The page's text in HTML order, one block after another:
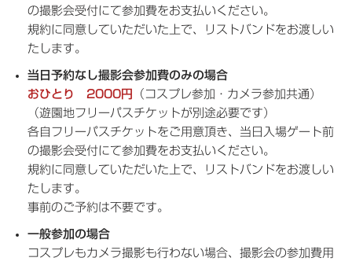
の撮影会受付にて参加費をお支払いください。
規約に同意していただいた上で、リストバンドをお渡しい
たします。
当日予約なし撮影会参加費のみの場合
おひとり 2000円
（コスプレ参加・カメラ参加共通）
（遊園地フリーパスチケットが別途必要です）
各自フリーパスチケットをご用意頂き、当日入場ゲート前
の撮影会受付にて参加費をお支払いください。
規約に同意していただいた上で、リストバンドをお渡しい
たします。
事前のご予約は不要です。
一般参加の場合
コスプレもカメラ撮影も行わない場合、撮影会の参加費用